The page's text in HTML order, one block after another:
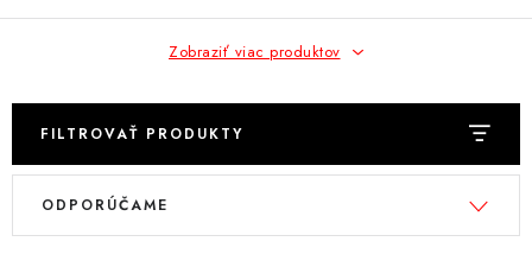
TIPY NA DARČEKY
PAMÄŤOVÉ KARTY A DISKY
Zobraziť viac produktov
FILTROVAŤ PRODUKTY
V
R
ODPORÚČAME